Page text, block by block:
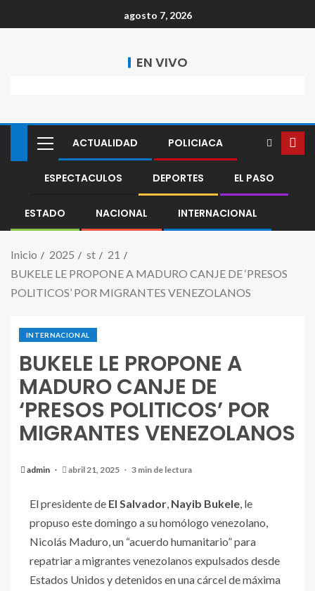
agosto 7, 2026
EN VIVO
ACTUALIDAD POLICIACA
ESPECTACULOS DEPORTES EL PASO
ESTADO NACIONAL INTERNACIONAL
Inicio 2025 st
21
BUKELE LE PROPONE A MADURO CANJE DE ‘PRESOS
POLITICOS’ POR MIGRANTES VENEZOLANOS
INTERNACIONAL
BUKELE LE PROPONE A
MADURO CANJE DE
‘PRESOS POLITICOS’ POR
MIGRANTES VENEZOLANOS
admin abril 21, 2025 3 min de lectura
El presidente de El Salvador, Nayib Bukele, le
propuso este domingo a su homólogo venezolano,
Nicolás Maduro, un “acuerdo humanitario” para
repatriar a migrantes venezolanos expulsados desde
Estados Unidos y detenidos en una cárcel de máxima